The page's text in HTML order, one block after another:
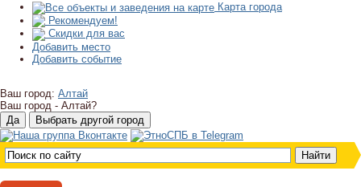
Карта города
Рекомендуем!
Скидки для вас
Добавить место
Добавить событие
Ваш город: Алтай
Ваш город - Алтай?